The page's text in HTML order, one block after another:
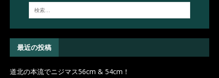
最近の投稿
道北の本流でニジマス56cm & 54cm！